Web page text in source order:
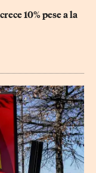
10% pese a la